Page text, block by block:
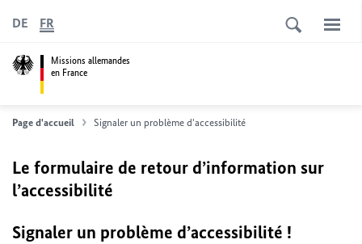
Missions allemandes
en France
DE FR
Page d'accueil Signaler un problème d'accessibilité
Le formulaire de retour d’information sur
l’accessibilité
Signaler un problème d’accessibilité !